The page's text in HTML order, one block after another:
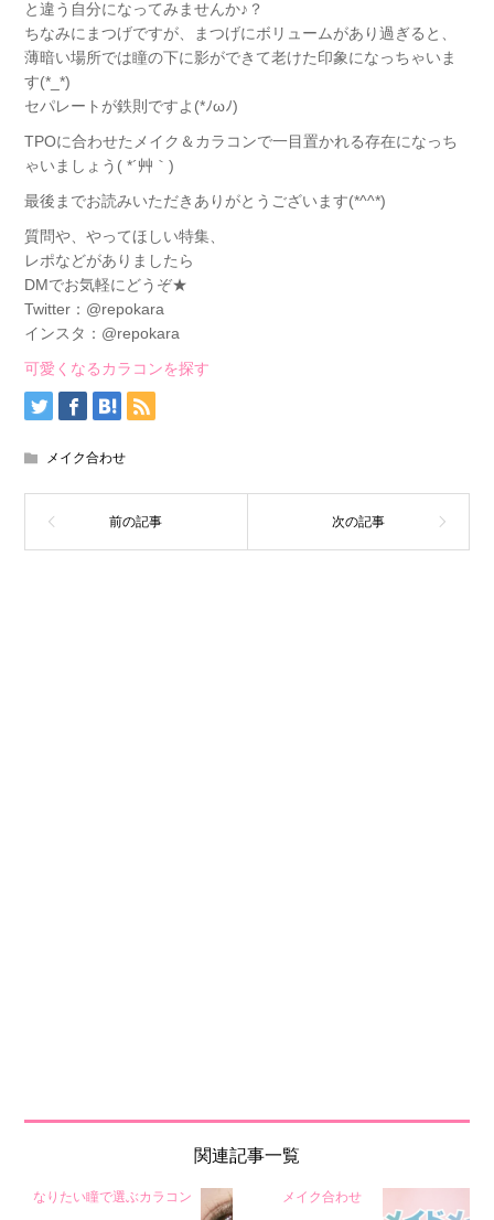
と違う自分になってみませんか♪？
ちなみにまつげですが、まつげにボリュームがあり過ぎると、
薄暗い場所では瞳の下に影ができて老けた印象になっちゃいま
す(*_*)
セパレートが鉄則ですよ(*ﾉωﾉ)
TPOに合わせたメイク＆カラコンで一目置かれる存在になっち
ゃいましょう( *´艸｀)
最後までお読みいただきありがとうございます(*^^*)
質問や、やってほしい特集、
レポなどがありましたら
DMでお気軽にどうぞ★
Twitter：@repokara
インスタ：@repokara
可愛くなるカラコンを探す
メイク合わせ
関連記事一覧
なりたい瞳で選ぶカラコン メイク合わせ